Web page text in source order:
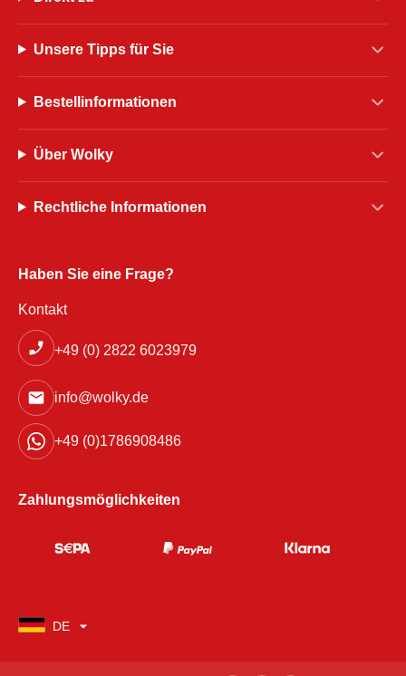
Unsere Tipps für Sie
Bestellinformationen
Über Wolky
Rechtliche Informationen
Haben Sie eine Frage?
Kontakt
+49 (0) 2822 6023979
info@wolky.de
+49 (0)1786908486
Zahlungsmöglichkeiten
DE